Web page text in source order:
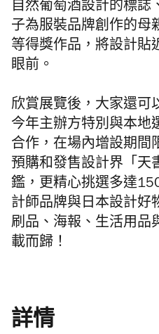
自然葡萄酒設計的標誌
子為服裝品牌創作的母
等得獎作品，將設計貼
眼前。
欣賞展覽後，大家還可
今年主辦方特別與本地
合作，在場內增設期間
預購和發售設計界「天
鑑，更精心挑選多達
計師品牌與日本設計好
刷品、海報、生活用品
載而歸！
詳情